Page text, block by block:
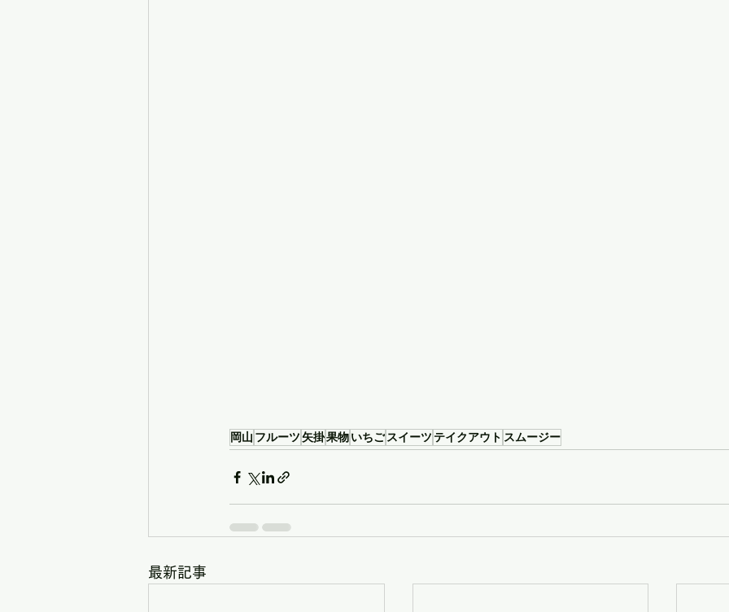
岡山 フルーツ矢掛果物いちご スイーツ テイクアウト スムージー
最新記事